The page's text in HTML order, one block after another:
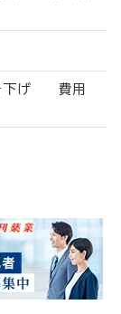
き下げ 費用